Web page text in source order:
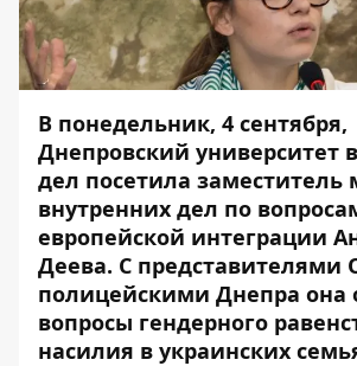
В понедельник, 4 сентября,
Днепровский университет
дел посетила заместитель
внутренних дел по
европейской интеграции
Деева. С представителями
полицейскими Днепра она
вопросы гендерного
насилия в украинских